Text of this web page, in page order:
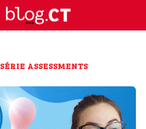
SÉRIE ASSESSMENTS